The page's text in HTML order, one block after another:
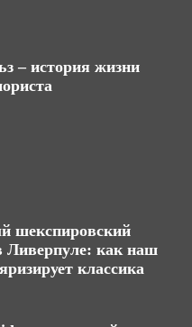
– история жизни
шекспировский
Ливерпуле: как наш
классика